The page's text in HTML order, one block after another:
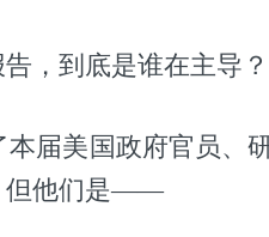
，到底是谁在主导？
届美国政府官员、
但他们是——